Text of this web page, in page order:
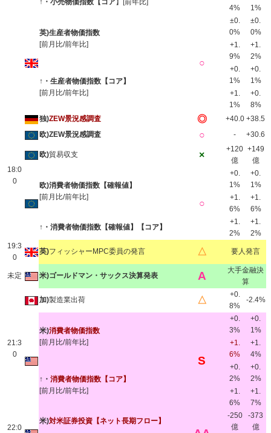
↑・小売物価指数【コア】[前年比]
4%
1%
英)生産者物価指数
[前月比/前年比]
○
±0.
0%
±0.
0%
+1.
9%
+1.
2%
↑・生産者物価指数【コア】
[前月比/前年比]
+0.
1%
+0.
1%
+1.
1%
+0.
8%
18:0
0
独)ZEW景況感調査 ◎ +40.0 +38.5
欧)ZEW景況感調査
○ - +30.6
欧)貿易収支 ×
+120
億
+149
億
欧)消費者物価指数【確報値】
[前月比/前年比]
○
+0.
1%
+0.
1%
+1.
6%
+1.
6%
↑・消費者物価指数【確報値】【コア】
+1.
2%
+1.
2%
19:3
0
英)フィッシャーMPC委員の発言 △ 要人発言
未定 米)ゴールドマン・サックス決算発表 A
大手金融決
算
21:3
0
加)製造業出荷 △
+0.
8%
-2.4%
米)消費者物価指数
[前月比/前年比]
S
+0.
3%
+0.
1%
+1.
6%
+1.
4%
↑・ 消費者物価指数【コア】
[前月比/前年比]
+0.
2%
+0.
2%
+1.
6%
+1.
7%
22:0
米)対米証券投資【ネット長期フロー】
-250
億
-373
億